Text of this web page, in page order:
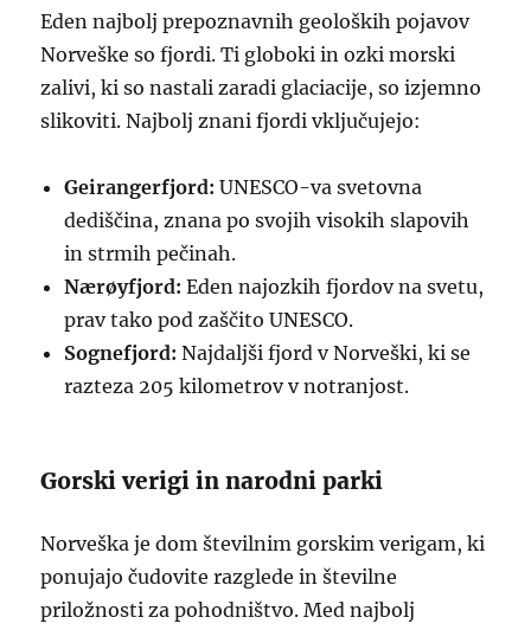
Eden najbolj prepoznavnih geoloških pojavov
Norveške so fjordi. Ti globoki in ozki morski
zalivi, ki so nastali zaradi glaciacije, so izjemno
slikoviti. Najbolj znani fjordi vključujejo:
Geirangerfjord: UNESCO-va svetovna
dediščina, znana po svojih visokih slapovih
in strmih pečinah.
Nærøyfjord: Eden najozkih fjordov na svetu,
prav tako pod zaščito UNESCO.
Sognefjord: Najdaljši fjord v Norveški, ki se
razteza 205 kilometrov v notranjost.
Gorski verigi in narodni parki
Norveška je dom številnim gorskim verigam, ki
ponujajo čudovite razglede in številne
priložnosti za pohodništvo. Med najbolj